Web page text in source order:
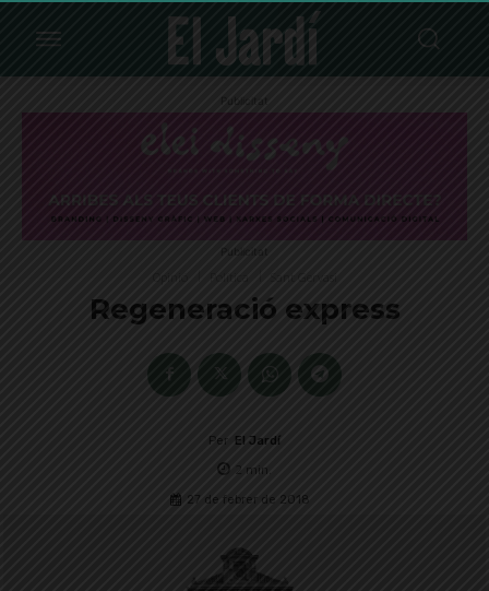
Publicitat
Publicitat
Regeneració express
Per El Jardí
2 min.
27 de febrer de 2018